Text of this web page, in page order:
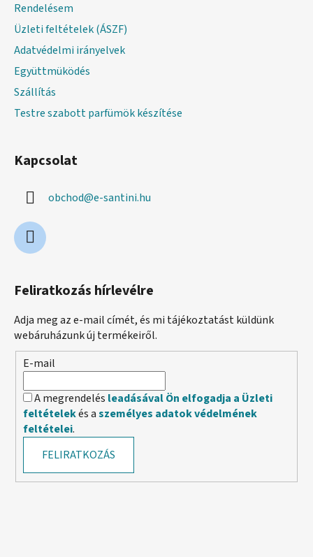
Rendelésem
Üzleti feltételek (ÁSZF)
Adatvédelmi irányelvek
Együttmüködés
Szállítás
Testre szabott parfümök készítése
Kapcsolat
obchod@e-santini.hu
Feliratkozás hírlevélre
Adja meg az e-mail címét, és mi tájékoztatást küldünk
webáruházunk új termékeiről.
E-mail
A megrendelés leadásával Ön elfogadja a Üzleti
feltételekés aszemélyes adatok védelmének
feltételei.
FELIRATKOZÁS